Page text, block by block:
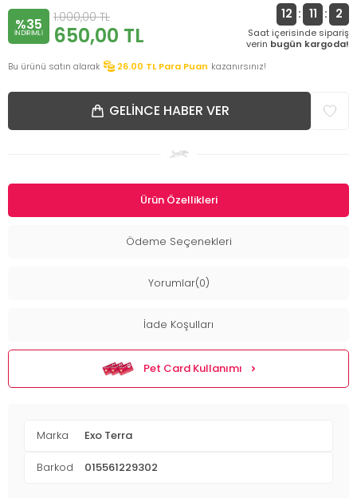
%35
INDIRIMLI
1.000,00TL
650,00 TL
12 : 11 : 2
Saat içerisinde sipariş
verin bugün kargoda!
Bu ürünü satın alarak
26.00 TL Para Puan kazanırsınız!
GELINCE HABER VER
Ürün Özellikleri
Ödeme Seçenekleri
Yorumlar(0)
İade Koşulları
Pet Card Kullanımı
Marka Exo Terra
Barkod 015561229302